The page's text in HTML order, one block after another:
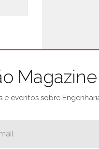
Magazine
eventos sobre